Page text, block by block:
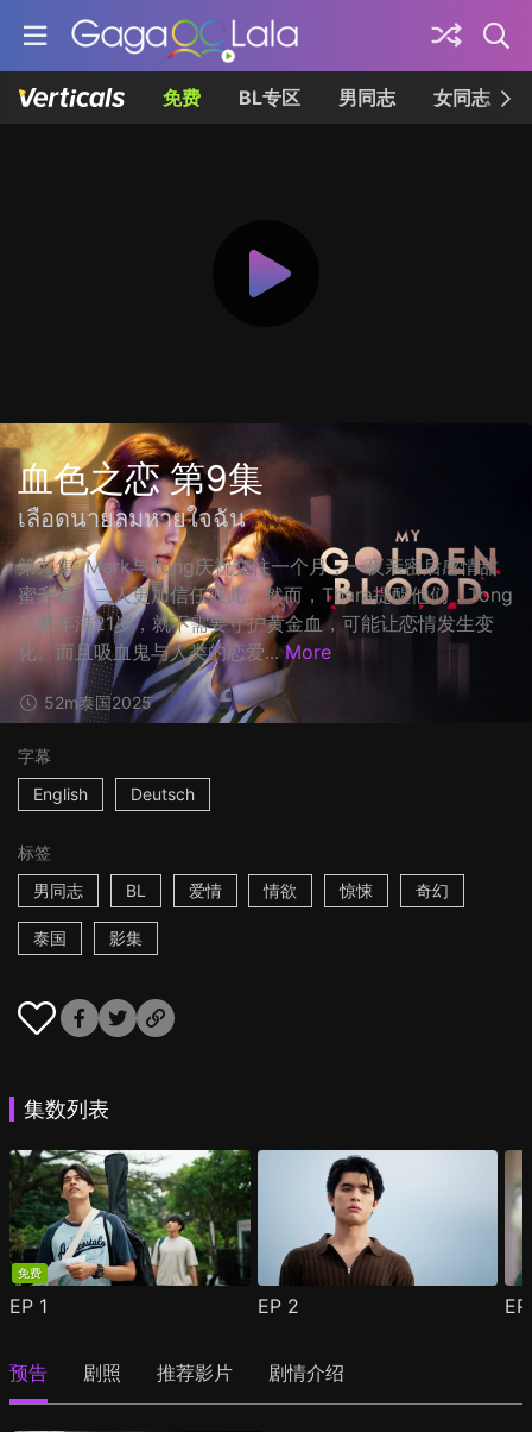
免费 BL专区 男同志 女同志
血色之恋 第9集
เลือดนายลมหายใจฉัน
第九集: Mark与Tong庆祝交往一个月，一夜亲密后感情甜
蜜升温，二人更加信任彼此。然而，Thara提醒他们，Tong
只要年满21岁，就不需要守护黄金血，可能让恋情发生变
化。而且吸血鬼与人类的恋爱... More
52m泰国2025
字幕
English
Deutsch
标签
男同志
BL 爱情 情欲 惊悚 奇幻
泰国 影集
集数列表
免费
EP 1 EP 2
预告 剧照 推荐影片 剧情介绍